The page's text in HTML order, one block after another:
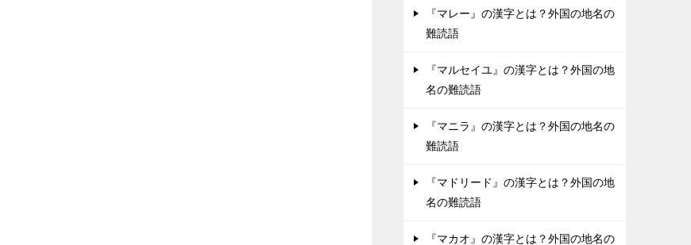
『マレー』の漢字とは？外国の地名の
難読語
『マルセイユ』の漢字とは？外国の地
名の難読語
『マニラ』の漢字とは？外国の地名の
難読語
『マドリード』の漢字とは？外国の地
名の難読語
『マカオ』の漢字とは？外国の地名の